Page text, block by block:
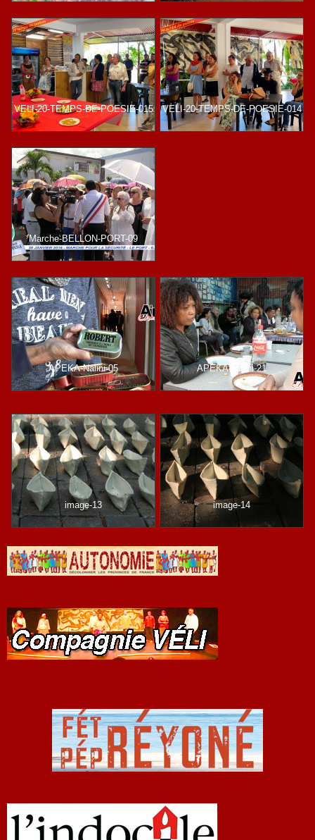
VELI-20-TEMPS-DE-POESIE-015 VELI-20-TEMPS-DE-POESIE-014
Marche-BELLON-PORT-09
APEKA-Nalini-05 APEKA-Nalini-21
image-13 image-14